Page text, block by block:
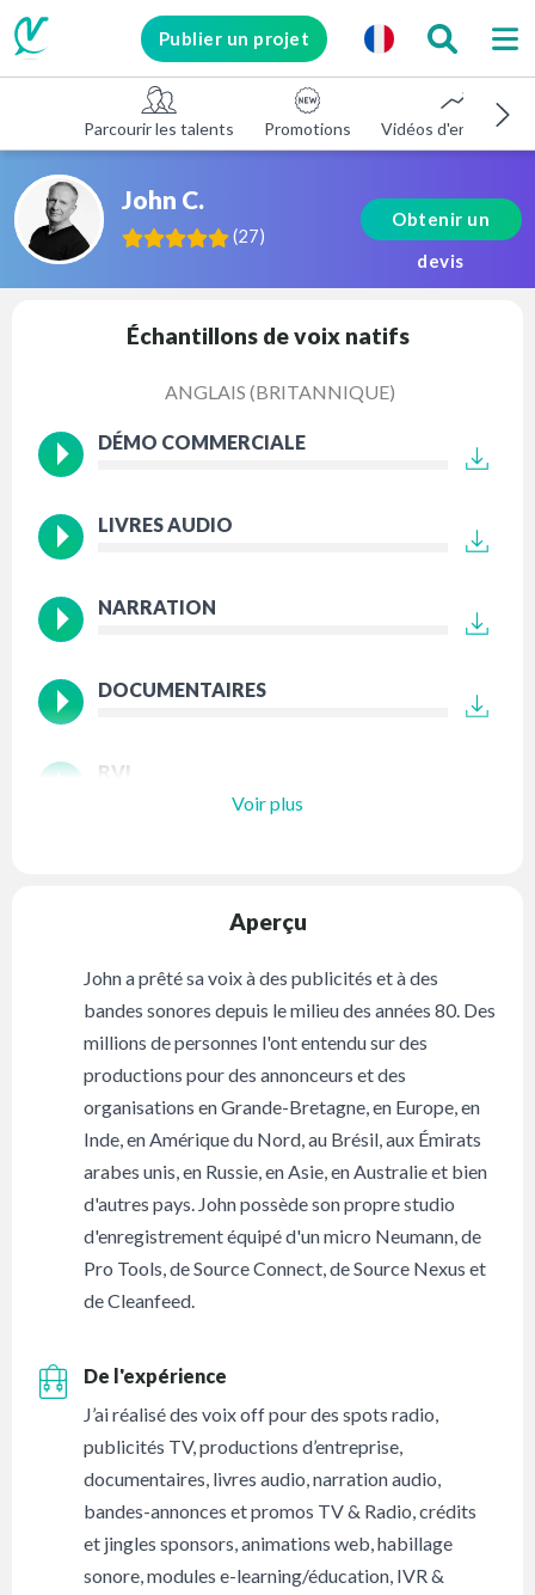
Publier un projet
Parcourir les talents Promotions Vidéos d'entreprise
John C.
(27)
Obtenir un
devis
Échantillons de voix natifs
ANGLAIS (BRITANNIQUE)
DÉMO COMMERCIALE
LIVRES AUDIO
NARRATION
DOCUMENTAIRES
RVI
Voir plus
Aperçu
John a prêté sa voix à des publicités et à des
bandes sonores depuis le milieu des années 80. Des
millions de personnes l'ont entendu sur des
productions pour des annonceurs et des
organisations en Grande-Bretagne, en Europe, en
Inde, en Amérique du Nord, au Brésil, aux Émirats
arabes unis, en Russie, en Asie, en Australie et bien
d'autres pays. John possède son propre studio
d'enregistrement équipé d'un micro Neumann, de
Pro Tools, de Source Connect, de Source Nexus et
de Cleanfeed.
De l'expérience
J’ai réalisé des voix off pour des spots radio,
publicités TV, productions d’entreprise,
documentaires, livres audio, narration audio,
bandes-annonces et promos TV & Radio, crédits
et jingles sponsors, animations web, habillage
sonore, modules e-learning/éducation, IVR &